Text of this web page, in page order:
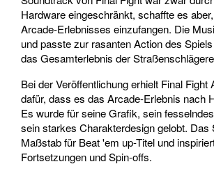
Hardware eingeschränkt, schaffte es
Arcade-Erlebnisses einzufangen. Die
und passte zur rasanten Action des
das Gesamterlebnis der
Bei der Veröffentlichung erhielt Final Fight
dafür, dass es das Arcade-Erlebnis nach
Es wurde für seine Grafik, sein
sein starkes Charakterdesign gelobt. Das
Maßstab für Beat 'em up-Titel und
Fortsetzungen und Spin-offs.